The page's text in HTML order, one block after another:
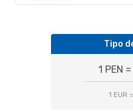
Tipo
1 PEN
1 EUR